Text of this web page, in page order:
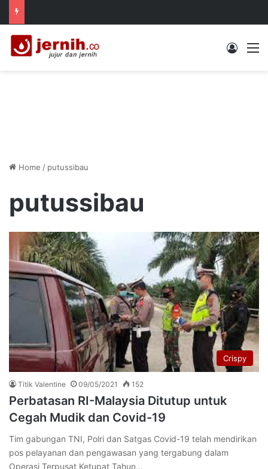
Log In
Home / putussibau
putussibau
Crispy
Titik Valentine 09/05/2021 152
Perbatasan RI-Malaysia Ditutup untuk
Cegah Mudik dan Covid-19
Tim gabungan TNI, Polri dan Satgas Covid-19 telah mendirikan
pos pelayanan dan pengawasan yang tergabung dalam
Operasi Terpusat Ketupat Tahun…